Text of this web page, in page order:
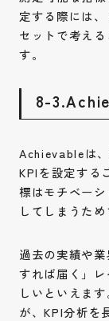
定する際には
セットで考え
す。
8-
Achievableは
KPIを設定する
標はモチベー
してしまうため
過去の実績や
すれば届く」
しいといえま
が、KPI分析を